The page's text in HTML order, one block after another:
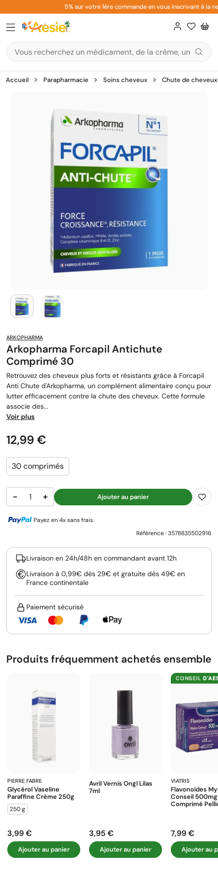
au
contenu
5% sur votre 1ère commande en vous inscrivant à la
Accueil Parapharmacie Soins cheveux Chute de cheveux
ARKOPHARMA
Arkopharma Forcapil Antichute
Comprimé 30
Retrouvez des cheveux plus forts et résistants grâce à Forcapil
Anti Chute d'Arkopharma, un complément alimentaire conçu pour
lutter efficacement contre la chute des cheveux. Cette formule
associe des...
Voir plus
Prix
12,99 €
30 comprimés
− + Ajouter au panier
Payez en 4x sans frais.
Référence :3578835502916
Livraison en 24h/48h en commandant avant 12h
Livraison à 0,99€ dès 29€ et gratuite dès 49€ en
France continentale
Paiement sécurisé
Produits fréquemment achetés ensemble
PIERRE FABRE
Glycérol Vaseline
Paraffine Crème 250g
250 g
Prix
3,99 €
Ajouter au panier
Avril Vernis Ongl Lilas
7ml
Prix
3,95 €
Ajouter au panier
CONSEIL
VIATRIS
Flavonoides
Conseil 500mg
Comprimé
Prix
7,99 €
Ajouter au